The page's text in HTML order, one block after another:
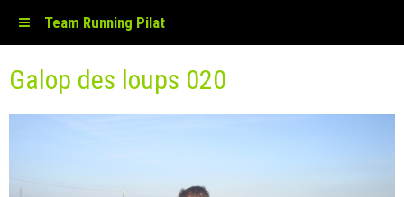
Team Running Pilat
Galop des loups 020